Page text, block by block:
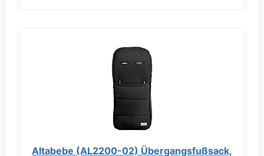
Altabebe (AL2200-02) Übergangsfußsack,